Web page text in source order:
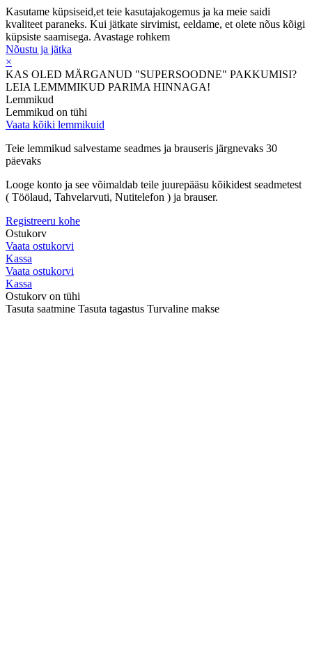
Kasutame küpsiseid,et teie kasutajakogemus ja ka meie saidi
kvaliteet paraneks. Kui jätkate sirvimist, eeldame, et olete nõus kõigi
küpsiste saamisega. Avastage rohkem
Nõustu ja jätka
×
KAS OLED MÄRGANUD "SUPERSOODNE" PAKKUMISI?
LEIA LEMMMIKUD PARIMA HINNAGA!
Lemmikud
Lemmikud on tühi
Vaata kõiki lemmikuid
Teie lemmikud salvestame seadmes ja brauseris järgnevaks 30
päevaks
Looge konto ja see võimaldab teile juurepääsu kõikidest seadmetest
( Töölaud, Tahvelarvuti, Nutitelefon ) ja brauser.
Registreeru kohe
Ostukorv
Vaata ostukorvi
Kassa
Vaata ostukorvi
Kassa
Ostukorv on tühi
Tasuta saatmine Tasuta tagastus Turvaline makse